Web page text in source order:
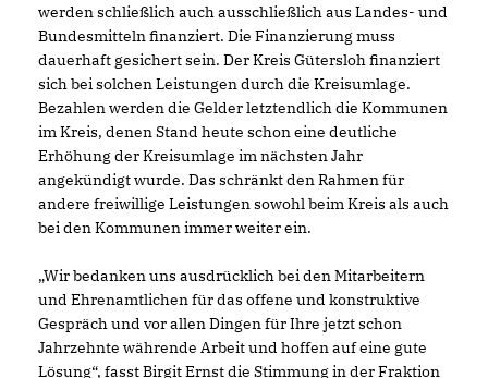
werden schließlich auch ausschließlich aus Landes- und
Bundesmitteln finanziert. Die Finanzierung muss
dauerhaft gesichert sein. Der Kreis Gütersloh finanziert
sich bei solchen Leistungen durch die Kreisumlage.
Bezahlen werden die Gelder letztendlich die Kommunen
im Kreis, denen Stand heute schon eine deutliche
Erhöhung der Kreisumlage im nächsten Jahr
angekündigt wurde. Das schränkt den Rahmen für
andere freiwillige Leistungen sowohl beim Kreis als auch
bei den Kommunen immer weiter ein.
Wir bedanken uns ausdrücklich bei den Mitarbeitern
und Ehrenamtlichen für das offene und konstruktive
Gespräch und vor allen Dingen für Ihre jetzt schon
Jahrzehnte währende Arbeit und hoffen auf eine gute
Lösung“, fasst Birgit Ernst die Stimmung in der Fraktion